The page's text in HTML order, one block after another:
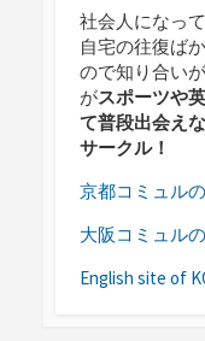
社会人になっ
自宅の往復ば
ので知り合い
がスポーツや
て普段出会え
サークル！
京都コミュル
大阪コミュル
English site of